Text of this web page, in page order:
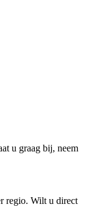
u graag bij, neem
regio. Wilt u direct